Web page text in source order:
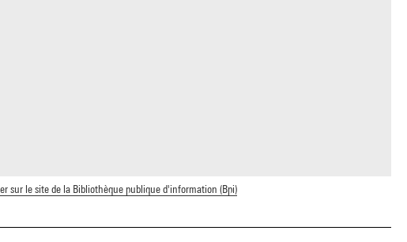
sur le site de la Bibliothèque publique d'information (Bpi)